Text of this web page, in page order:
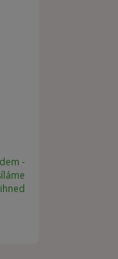
-
ihned